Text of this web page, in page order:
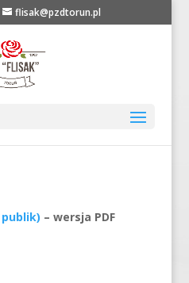
flisak@pzdtorun.pl
publik) – wersja PDF